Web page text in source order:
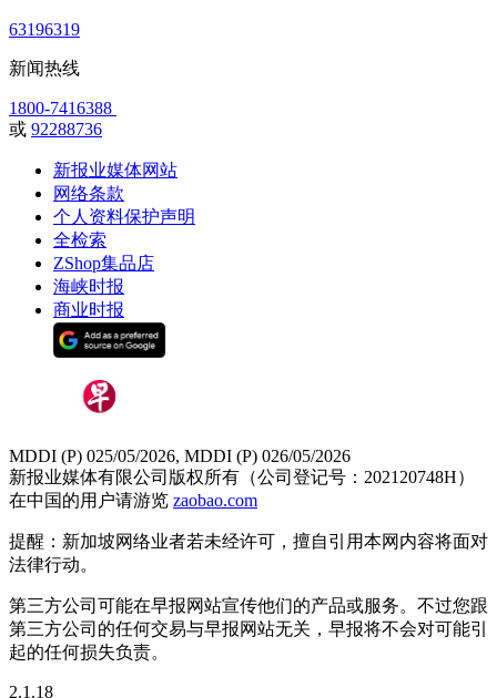
63196319
新闻热线
1800-7416388
或 92288736
新报业媒体网站
网络条款
个人资料保护声明
全检索
ZShop集品店
海峡时报
商业时报
MDDI (P) 025/05/2026, MDDI (P) 026/05/2026
新报业媒体有限公司版权所有（公司登记号：202120748H）
在中国的用户请游览 zaobao.com
提醒：新加坡网络业者若未经许可，擅自引用本网内容将面对
法律行动。
第三方公司可能在早报网站宣传他们的产品或服务。不过您跟
第三方公司的任何交易与早报网站无关，早报将不会对可能引
起的任何损失负责。
2.1.18